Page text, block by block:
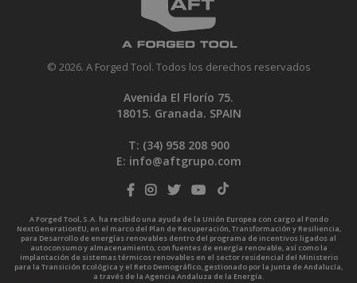
© 2026. A Forged Tool. Todos los derechos reservados
Avenida El Florío 75.
18015. Granada. SPAIN
T: (34) 958 208 900
E: info@aftgrupo.com
A Forged Tool, S.A. ha recibido una ayuda de la Unión Europea con cargo al Fondo
NextGenerationEU, en el marco del Plan de Recuperación, Transformación y Resiliencia,
para Desarrollo de energías renovables dentro del programa de incentivos ligados al
autoconsumo y almacenamiento, con fuentes de energía renovable, así como la
implantación de sistemas térmicos renovables en el sector residencial del Ministerio
para la Transición Ecológica y el Reto Demográfico, gestionado por la Junta de Andalucía,
a través de la Agencia Andaluza de la Energía.